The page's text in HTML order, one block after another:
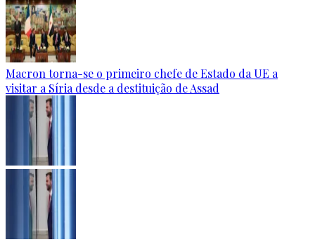
Macron torna-se o primeiro chefe de Estado da UE a
visitar a Síria desde a destituição de Assad